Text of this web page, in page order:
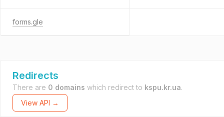
forms.gle
Redirects
There are 0 domains which redirect to kspu.kr.ua.
View API →